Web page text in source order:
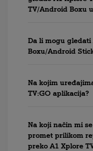
TV/Android Boxu
Da li mogu
Boxu/Android
Na kojim
TV:GO aplikacija?
Na koji način mi
promet prilikom
preko A1 Xplore